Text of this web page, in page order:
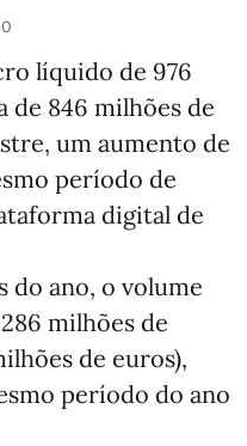
líquido de 976
de 846 milhões de
um aumento de
período de
digital de
do ano, o volume
milhões de
de euros),
período do ano